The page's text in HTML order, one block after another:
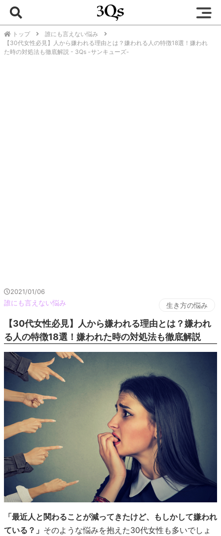
トップ
誰にも言えない悩み
【30代女性必見】人から嫌われる理由とは？嫌われる人の特徴18選！嫌われ
た時の対処法も徹底解説 - 3Qs -サンキューズ-
2021/01/06
誰にも言えない悩み 生き方の悩み
【30代女性必見】人から嫌われる理由とは？嫌われ
る人の特徴18選！嫌われた時の対処法も徹底解説
「最近人と関わることが減ってきたけど、もしかして嫌われ
ている？」 そのような悩みを抱えた30代女性も多いでしょ